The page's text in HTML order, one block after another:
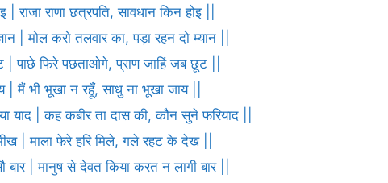
राजा राणा छत्रपति, सावधान किन होइ ||
| मोल करो तलवार का, पड़ा रहन दो म्यान ||
फिरे पछताओगे, प्राण जाहिं जब छूट ||
| मैं भी भूखा न रहूँ, साधु ना भूखा जाय ||
याद | कह कबीर ता दास की, कौन सुने फरियाद ||
| माला फेरे हरि मिले, गले रहट के देख ||
बार | मानुष से देवत किया करत न लागी बार ||